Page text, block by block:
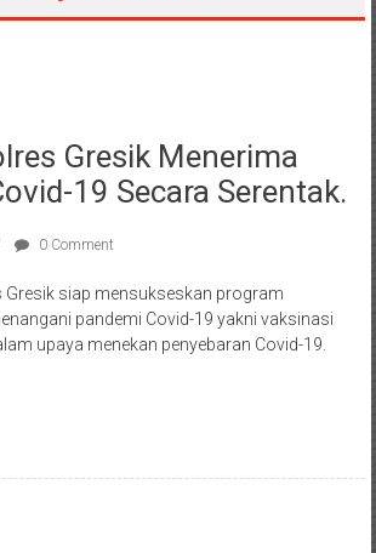
Gresik Menerima
19 Secara Serentak.
0 Comment
Gresik siap mensukseskan program
pandemi Covid-19 yakni vaksinasi
upaya menekan penyebaran Covid-19.